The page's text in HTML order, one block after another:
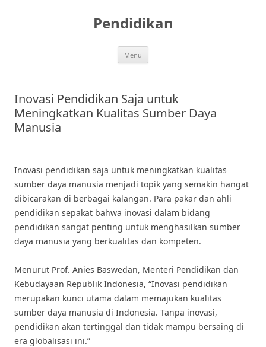
Pendidikan
Menu
Inovasi Pendidikan Saja untuk
Meningkatkan Kualitas Sumber Daya
Manusia
Inovasi pendidikan saja untuk meningkatkan kualitas
sumber daya manusia menjadi topik yang semakin hangat
dibicarakan di berbagai kalangan. Para pakar dan ahli
pendidikan sepakat bahwa inovasi dalam bidang
pendidikan sangat penting untuk menghasilkan sumber
daya manusia yang berkualitas dan kompeten.
Menurut Prof. Anies Baswedan, Menteri Pendidikan dan
Kebudayaan Republik Indonesia, “Inovasi pendidikan
merupakan kunci utama dalam memajukan kualitas
sumber daya manusia di Indonesia. Tanpa inovasi,
pendidikan akan tertinggal dan tidak mampu bersaing di
era globalisasi ini.”